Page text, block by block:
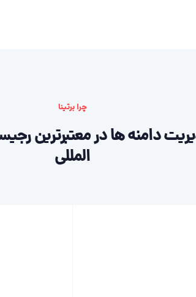
چرا برتینا
دامنه ها در معتبرترین
المللی